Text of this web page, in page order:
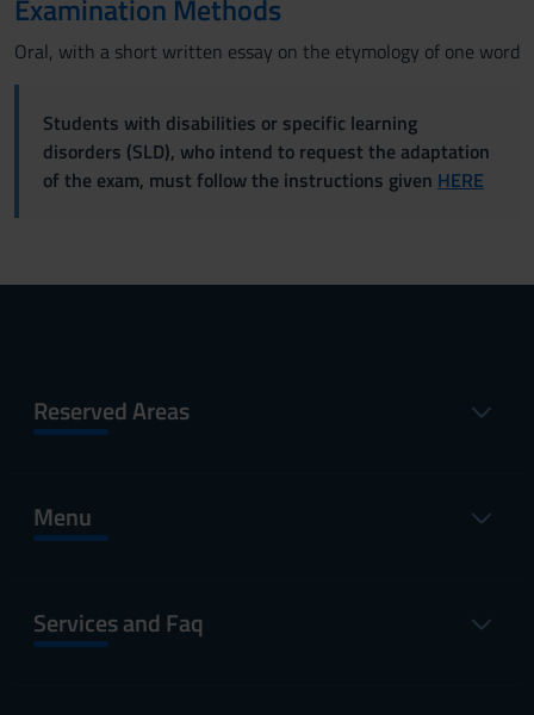
Examination Methods
Oral, with a short written essay on the etymology of one word
Students with disabilities or specific learning
disorders (SLD), who intend to request the adaptation
of the exam, must follow the instructions given HERE
Reserved Areas
Menu
Services and Faq